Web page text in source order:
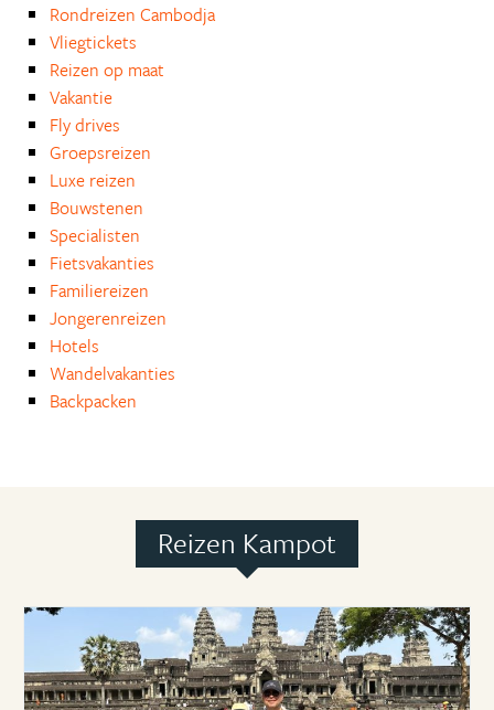
Rondreizen Cambodja
Vliegtickets
Reizen op maat
Vakantie
Fly drives
Groepsreizen
Luxe reizen
Bouwstenen
Specialisten
Fietsvakanties
Familiereizen
Jongerenreizen
Hotels
Wandelvakanties
Backpacken
Reizen Kampot